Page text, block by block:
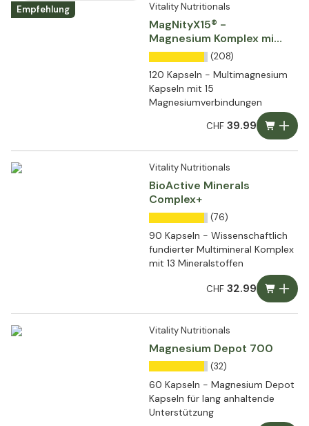
Empfehlung Vitality Nutritionals
MagNityX15® -
Magnesium Komplex mit
15 Verbindungen
(208)
120 Kapseln - Multimagnesium
Kapseln mit 15
Magnesiumverbindungen
CHF39.99
Vitality Nutritionals
BioActive Minerals
Complex+
(76)
90 Kapseln - Wissenschaftlich
fundierter Multimineral Komplex
mit 13 Mineralstoffen
CHF32.99
Vitality Nutritionals
Magnesium Depot 700
(32)
60 Kapseln - Magnesium Depot
Kapseln für lang anhaltende
Unterstützung